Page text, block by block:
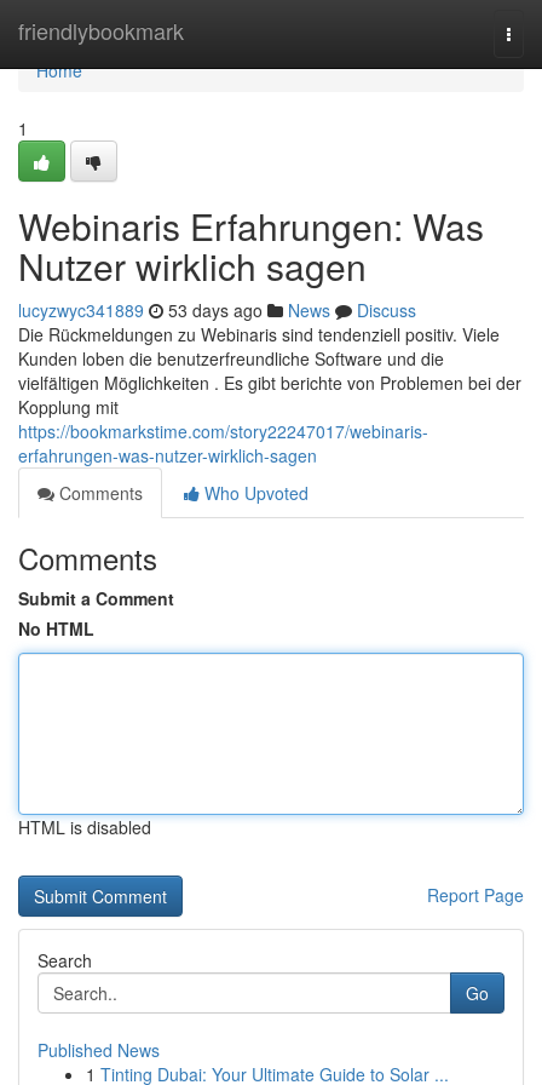
friendlybookmark
Home
Home
1
Webinaris Erfahrungen: Was
Nutzer wirklich sagen
lucyzwyc341889 53 days ago News
Discuss
Die Rückmeldungen zu Webinaris sind tendenziell positiv. Viele
Kunden loben die benutzerfreundliche Software und die
vielfältigen Möglichkeiten . Es gibt berichte von Problemen bei der
Kopplung mit
https://bookmarkstime.com/story22247017/webinaris-
erfahrungen-was-nutzer-wirklich-sagen
Comments
Who Upvoted
Comments
Submit a Comment
No HTML
HTML is disabled
Report Page
Search
Go
Published News
1 Tinting Dubai: Your Ultimate Guide to Solar ...